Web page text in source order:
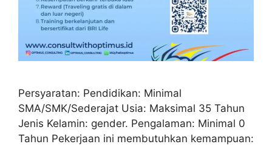
Persyaratan: Pendidikan: Minimal
SMA/SMK/Sederajat Usia: Maksimal 35 Tahun
Jenis Kelamin: gender. Pengalaman: Minimal 0
Tahun Pekerjaan ini membutuhkan kemampuan: